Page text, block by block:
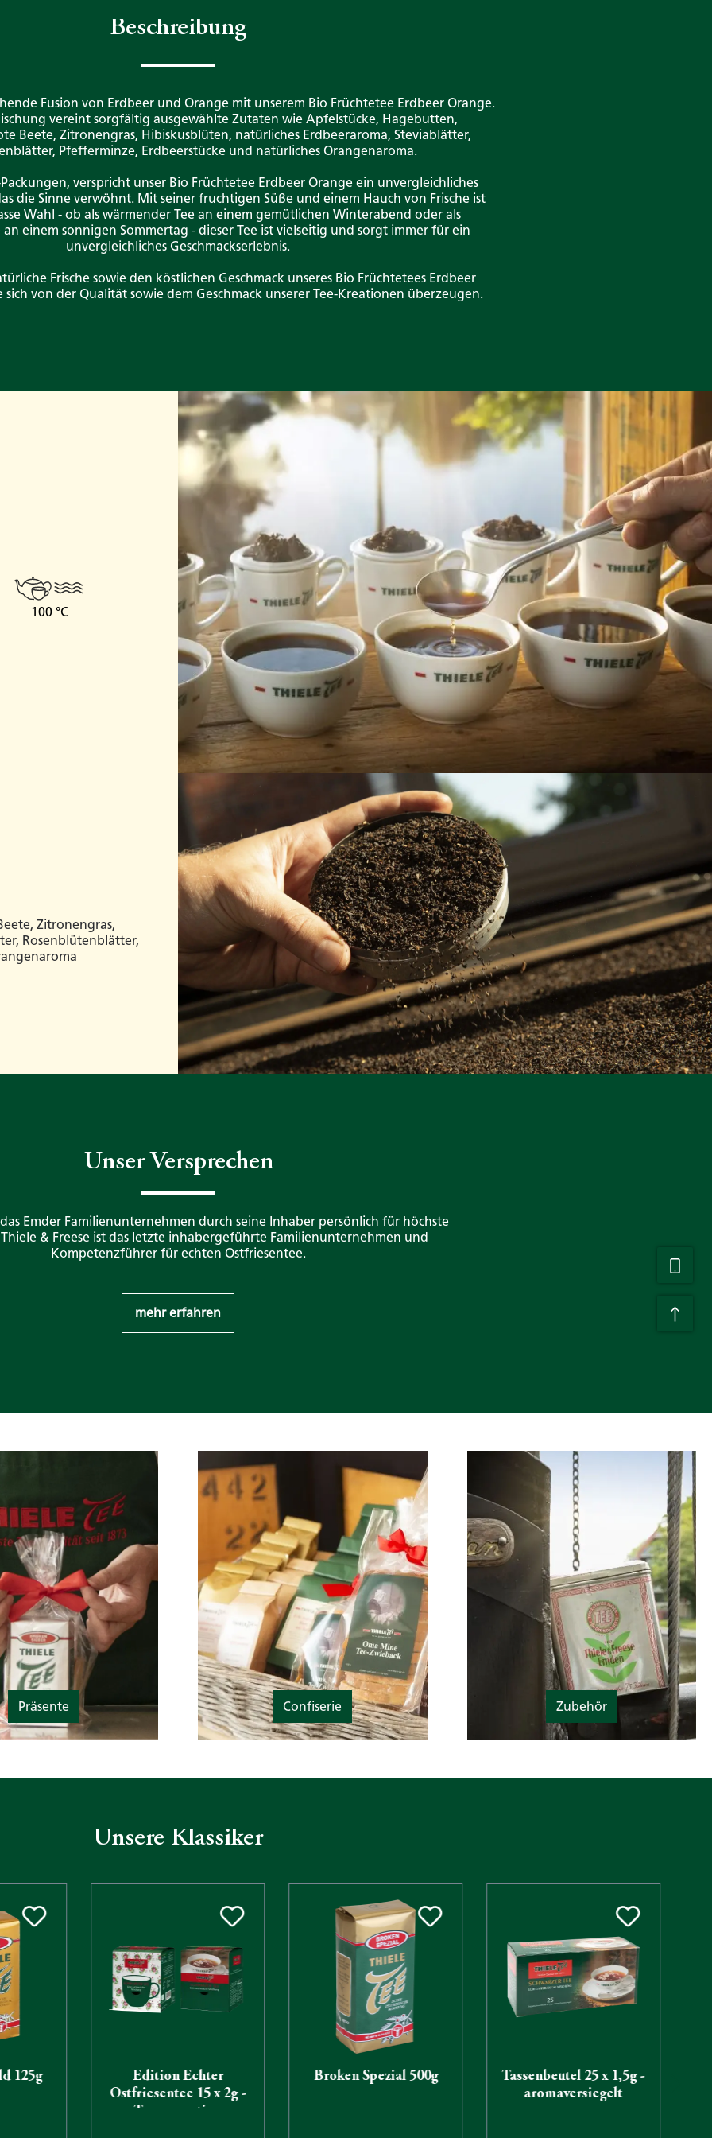
Beschreibung
Fusion von Erdbeer und Orange mit unserem Bio Früchtetee Erdbeer Orange.
vereint sorgfältig ausgewählte Zutaten wie Apfelstücke, Hagebutten,
Beete, Zitronengras, Hibiskusblüten, natürliches Erdbeeraroma, Steviablätter,
Pfefferminze, Erdbeerstücke und natürliches Orangenaroma.
verspricht unser Bio Früchtetee Erdbeer Orange ein unvergleichliches
die Sinne verwöhnt. Mit seiner fruchtigen Süße und einem Hauch von Frische ist
Wahl - ob als wärmender Tee an einem gemütlichen Winterabend oder als
an einem sonnigen Sommertag - dieser Tee ist vielseitig und sorgt immer für ein
unvergleichliches Geschmackserlebnis.
Frische sowie den köstlichen Geschmack unseres Bio Früchtetees Erdbeer
sich von der Qualität sowie dem Geschmack unserer Tee-Kreationen überzeugen.
100 °C
Zitronengras,
Rosenblütenblätter,
Unser Versprechen
Emder Familienunternehmen durch seine Inhaber persönlich für höchste
& Freese ist das letzte inhabergeführte Familienunternehmen und
Kompetenzführer für echten Ostfriesentee.
mehr erfahren
Präsente Confiserie Zubehör
Unsere Klassiker
125g
Edition Echter
Ostfriesentee 15 x 2g -
Tassenportion
Broken Spezial 500g
Tassenbeutel 25 x 1,5g -
aromaversiegelt